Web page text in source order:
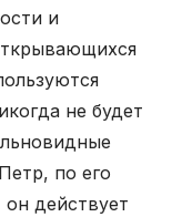
и
не будет
по его
действует